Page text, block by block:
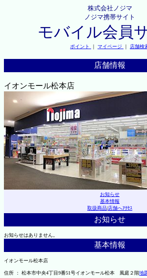
株式会社ノジマ
ノジマ携帯サイト
モバイル会員
ポイント ｜ マイページ ｜ 店舗検
店舗情報
イオンモール松本店
お知らせ
基本情報
取扱商品|店舗へｱｸｾｽ
お知らせ
お知らせはありません。
基本情報
イオンモール松本店
住所 ： 松本市中央4丁目9番51号イオンモール松本 風庭２階地